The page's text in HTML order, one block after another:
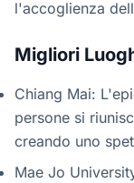
l'accoglienza
Migliori
Chiang Mai:
persone si
creando uno
Mae Jo